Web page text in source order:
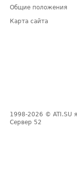
Общие положения
Карта сайта
1998-2026 © ATI.SU
Сервер 52